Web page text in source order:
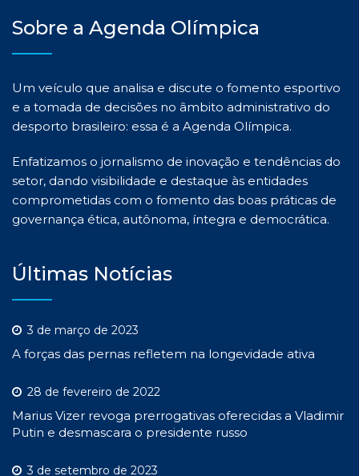
Sobre a Agenda Olímpica
Um veículo que analisa e discute o fomento esportivo
e a tomada de decisões no âmbito administrativo do
desporto brasileiro: essa é a Agenda Olímpica.
Enfatizamos o jornalismo de inovação e tendências do
setor, dando visibilidade e destaque às entidades
comprometidas com o fomento das boas práticas de
governança ética, autônoma, íntegra e democrática.
Últimas Notícias
3 de março de 2023
A forças das pernas refletem na longevidade ativa
28 de fevereiro de 2022
Marius Vizer revoga prerrogativas oferecidas a Vladimir
Putin e desmascara o presidente russo
3 de setembro de 2023